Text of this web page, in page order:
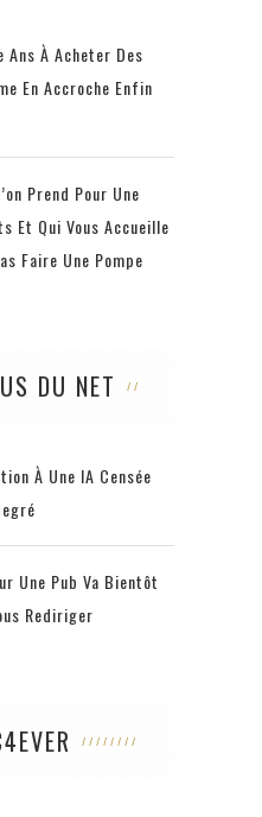
Ans À Acheter Des
En Accroche Enfin
Prend Pour Une
Et Qui Vous Accueille
Faire Une Pompe
DU NET
À Une IA Censée
Une Pub Va Bientôt
Rediriger